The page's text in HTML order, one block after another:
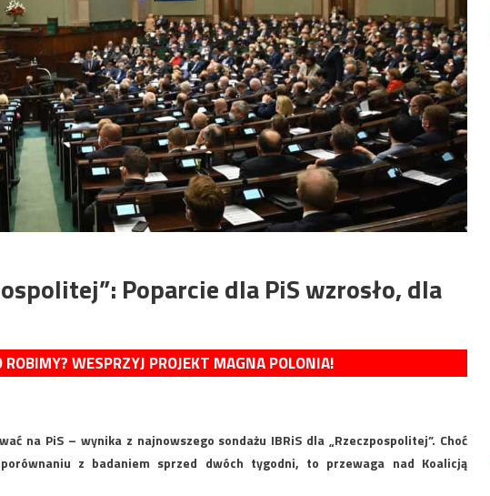
Poparcie dla PiS wzrosło, dla
ROBIMY? WESPRZYJ PROJEKT MAGNA POLONIA!
na PiS – wynika z najnowszego sondażu IBRiS dla „Rzeczpospolitej”. Choć
z badaniem sprzed dwóch tygodni, to przewaga nad Koalicją